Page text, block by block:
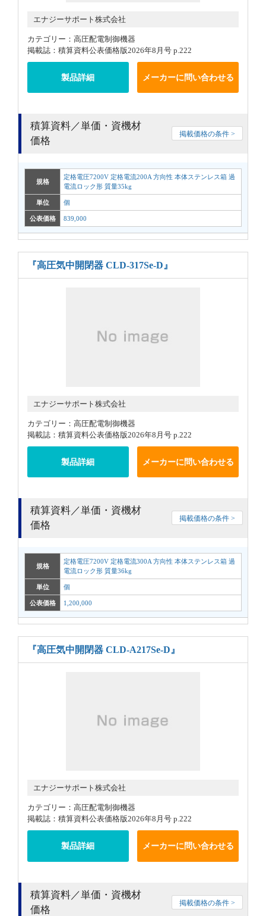
エナジーサポート株式会社
カテゴリー：高圧配電制御機器
掲載誌：積算資料公表価格版2026年8月号 p.222
製品詳細 メーカーに問い合わせる
積算資料／単価・資機材
価格
掲載価格の条件 >
規格
定格電圧7200V 定格電流200A 方向性 本体ステンレス箱 過
電流ロック形 質量35kg
単位 個
公表価格 839,000
『高圧気中開閉器 CLD-317Se-D』
エナジーサポート株式会社
カテゴリー：高圧配電制御機器
掲載誌：積算資料公表価格版2026年8月号 p.222
製品詳細 メーカーに問い合わせる
積算資料／単価・資機材
価格
掲載価格の条件 >
規格
定格電圧7200V 定格電流300A 方向性 本体ステンレス箱 過
電流ロック形 質量36kg
単位 個
公表価格 1,200,000
『高圧気中開閉器 CLD-A217Se-D』
エナジーサポート株式会社
カテゴリー：高圧配電制御機器
掲載誌：積算資料公表価格版2026年8月号 p.222
製品詳細 メーカーに問い合わせる
積算資料／単価・資機材
価格
掲載価格の条件 >